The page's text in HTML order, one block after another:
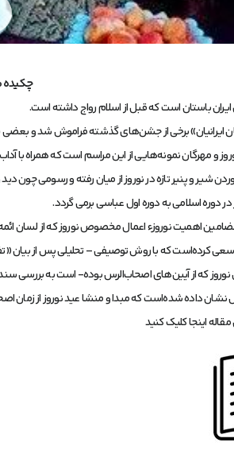
چکیده
باستان است که قبل از اسلام رواج داشته است.
ایرانیان» برخی از جشن‌های گذشته فراموش شد و بعضی
و مهرگان نمونه‌هایی از این مراسم است که همراه با
شیر و پنیر تازه در نوروز از میان رفته و رسومی چون
دوره اسلامی به دوره اول عباسی برمی گردد.
مضامین اهمیت نوروزء اعمال مخصوص نوروز که از لسان
سعی کرده‌است که با روش توصیفی – تحلیلی پس از بیان
که از آیین‌های اصحاب‌الرس بوده- است به بررسی سندی
داده شده‌است که مبدا و منشا عید نوروز از زمان
اینجا کلیک کنید